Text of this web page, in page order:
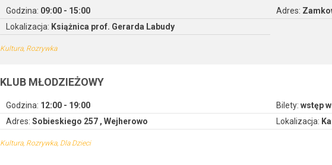
Godzina: 09:00 - 15:00 Adres:
Lokalizacja: Książnica prof. Gerarda Labudy
Kultura, Rozrywka
KLUB MŁODZIEŻOWY
Godzina: 12:00 - 19:00 Bilety: wstęp
Adres: Sobieskiego 257 , Wejherowo Lokalizacja:
Kultura, Rozrywka, Dla Dzieci